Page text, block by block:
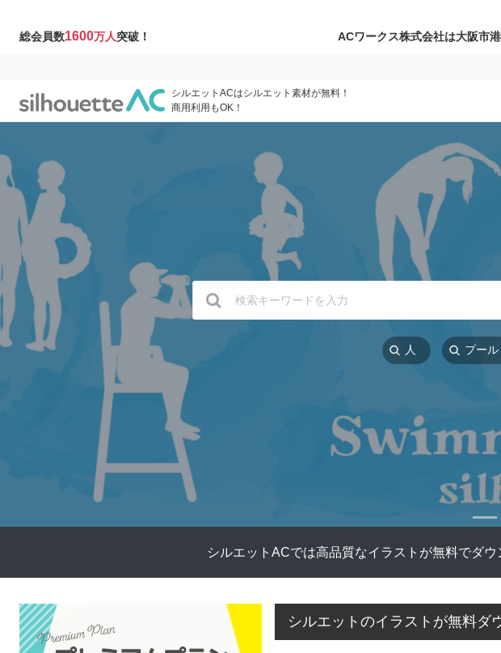
総会員数1600万人突破！ ACワークス株式会社は大阪市
シルエットACはシルエット素材が無料！
商用利用もOK！
人 プール
シルエットACでは高品質なイラストが無料でダ
シルエットのイラストが無料